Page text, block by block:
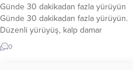
Günde 30 dakikadan fazla yürüyün
Günde 30 dakikadan fazla yürüyün.
Düzenli yürüyüş, kalp damar
sağlığından psikolojiye birçok
yönden insan sağlığına katkı sağlar.
0